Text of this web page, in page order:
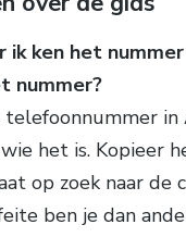
ik ken het
nummer?
in
het is. Kopieer
op zoek naar de
ben je dan